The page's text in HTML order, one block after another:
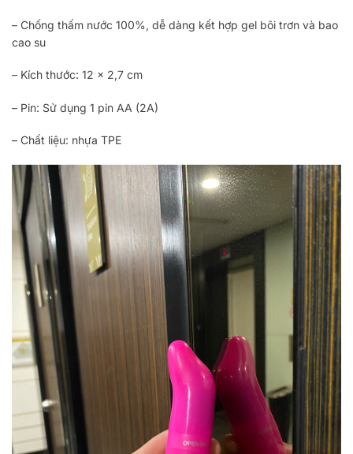
– Chống thấm nước 100%, dễ dàng kết hợp gel bôi trơn và bao
cao su
– Kích thước: 12 x 2,7 cm
– Pin: Sử dụng 1 pin AA (2A)
– Chất liệu: nhựa TPE